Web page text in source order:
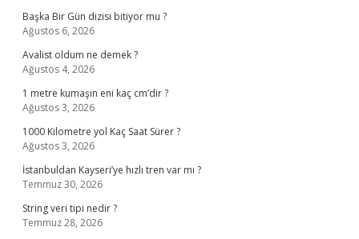
Başka Bir Gün dizisi bitiyor mu ?
Ağustos 6, 2026
Avalist oldum ne demek ?
Ağustos 4, 2026
1 metre kumaşın eni kaç cm’dir ?
Ağustos 3, 2026
1000 Kilometre yol Kaç Saat Sürer ?
Ağustos 3, 2026
İstanbuldan Kayseri’ye hızlı tren var mı ?
Temmuz 30, 2026
String veri tipi nedir ?
Temmuz 28, 2026